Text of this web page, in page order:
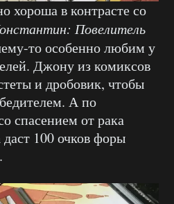
хороша в контрасте со
Повелитель
то особенно любим у
Джону из комиксов
и дробовик, чтобы
А по
спасением от рака
даст 100 очков форы
.